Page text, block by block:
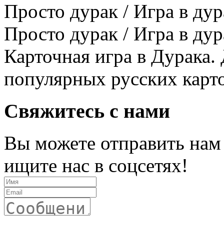
Просто дурак / Игра в
Просто дурак / Игра в
Карточная игра в
популярных русских
Свяжитесь с нами
Вы можете отправить
ищите нас в соцсетях!